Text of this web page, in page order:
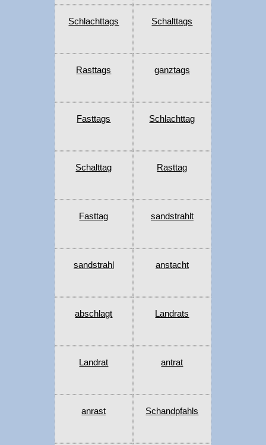
Schlachttags Schalttags
Rasttags ganztags
Fasttags Schlachttag
Schalttag Rasttag
Fasttag sandstrahlt
sandstrahl anstacht
abschlagt Landrats
Landrat antrat
anrast Schandpfahls